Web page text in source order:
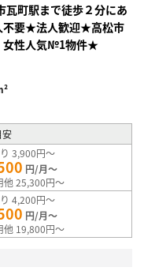
瓦町駅まで徒歩２分にあ
不要★法人歓迎★高松市
女性人気№1物件★
安
3,900円～
円/月～
他 25,300円～
4,200円～
円/月～
他 19,800円～